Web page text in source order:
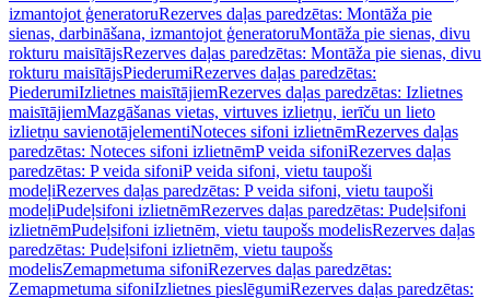
izmantojot ģeneratoruRezerves daļas paredzētas: Montāža pie
sienas, darbināšana, izmantojot ģeneratoruMontāža pie sienas, divu
rokturu maisītājsRezerves daļas paredzētas: Montāža pie sienas, divu
rokturu maisītājsPiederumiRezerves daļas paredzētas:
PiederumiIzlietnes maisītājiemRezerves daļas paredzētas: Izlietnes
maisītājiemMazgāšanas vietas, virtuves izlietņu, ierīču un lieto
izlietņu savienotājelementiNoteces sifoni izlietnēmRezerves daļas
paredzētas: Noteces sifoni izlietnēmP veida sifoniRezerves daļas
paredzētas: P veida sifoniP veida sifoni, vietu taupoši
modeļiRezerves daļas paredzētas: P veida sifoni, vietu taupoši
modeļiPudeļsifoni izlietnēmRezerves daļas paredzētas: Pudeļsifoni
izlietnēmPudeļsifoni izlietnēm, vietu taupošs modelisRezerves daļas
paredzētas: Pudeļsifoni izlietnēm, vietu taupošs
modelisZemapmetuma sifoniRezerves daļas paredzētas:
Zemapmetuma sifoniIzlietnes pieslēgumiRezerves daļas paredzētas: